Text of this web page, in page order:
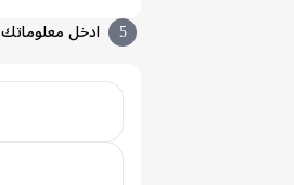
5 ادخل معلوماتك